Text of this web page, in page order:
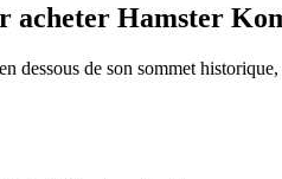
acheter Hamster
dessous de son sommet